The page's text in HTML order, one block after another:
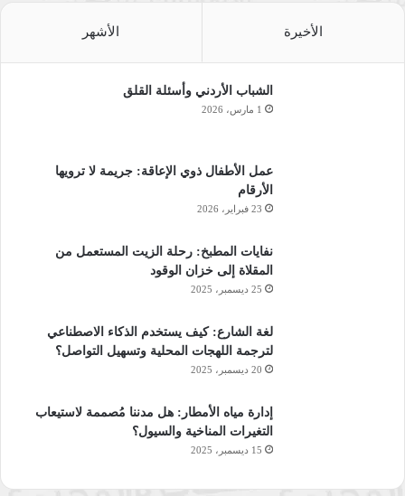
الأخيرة الأشهر
الشباب الأردني وأسئلة القلق
1 مارس، 2026
عمل الأطفال ذوي الإعاقة: جريمة لا ترويها
الأرقام
23 فبراير، 2026
نفايات المطبخ: رحلة الزيت المستعمل من
المقلاة إلى خزان الوقود
25 ديسمبر، 2025
لغة الشارع: كيف يستخدم الذكاء الاصطناعي
لترجمة اللهجات المحلية وتسهيل التواصل؟
20 ديسمبر، 2025
إدارة مياه الأمطار: هل مدننا مُصممة لاستيعاب
التغيرات المناخية والسيول؟
15 ديسمبر، 2025